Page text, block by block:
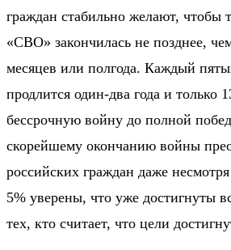
граждан стабильно желают, чтобы
«СВО» закончилась не позднее,
месяцев или полгода. Каждый
продлится один-два года и только
бессрочную войну до полной
скорейшему окончанию войны
российских граждан даже
5% уверены, что уже достигнуты
тех, кто считает, что цели